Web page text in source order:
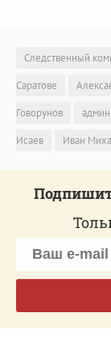
Следственный
Саратове
Говорунов
Исаев
Иван